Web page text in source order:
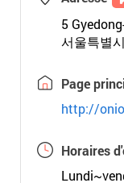
5
서울특별
Page
http://
Horaires